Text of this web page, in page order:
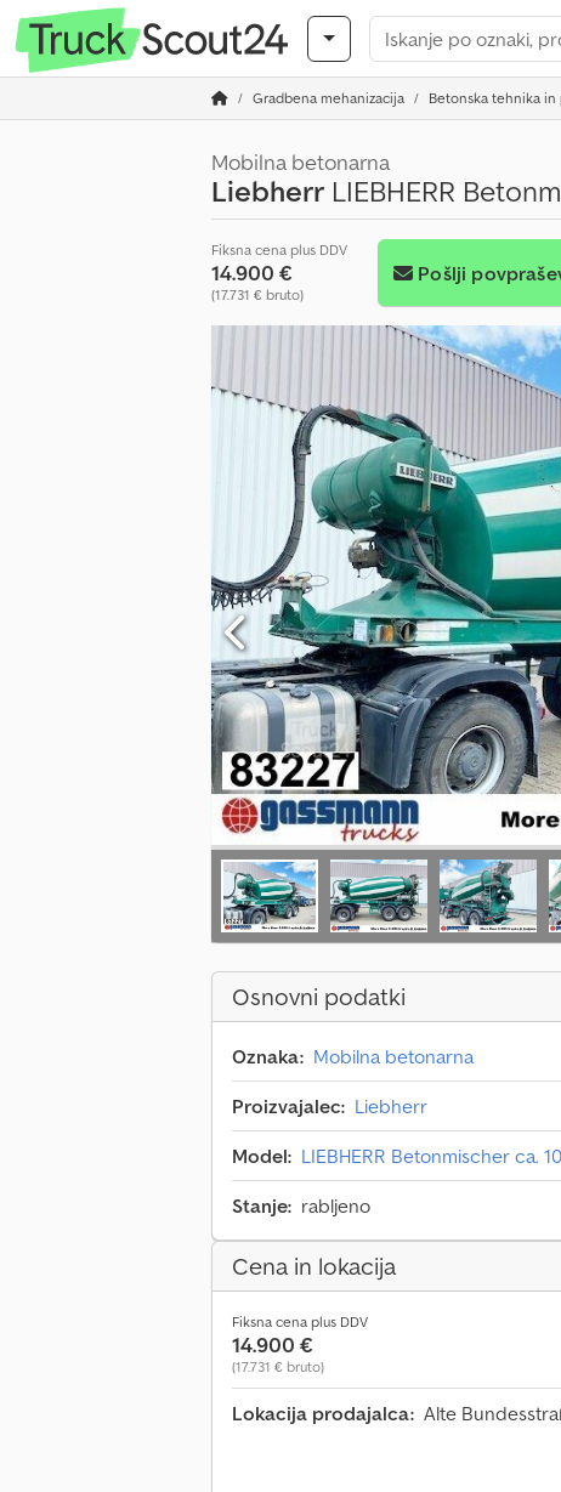
Gradbena mehanizacija Betonska tehnika
Mobilna betonarna
Liebherr LIEBHERR
Fiksna cena plus DDV
14.900 €
(17.731 € bruto)
Pošlji
Osnovni podatki
Oznaka: Mobilna betonarna
Proizvajalec: Liebherr
Model: LIEBHERR Betonmischer ca.
Stanje: rabljeno
Cena in lokacija
Fiksna cena plus DDV
14.900 €
(17.731 € bruto)
Lokacija prodajalca: Alte